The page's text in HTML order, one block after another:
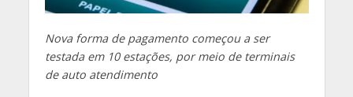
Nova forma de pagamento começou a ser
testada em 10 estações, por meio de terminais
de auto atendimento